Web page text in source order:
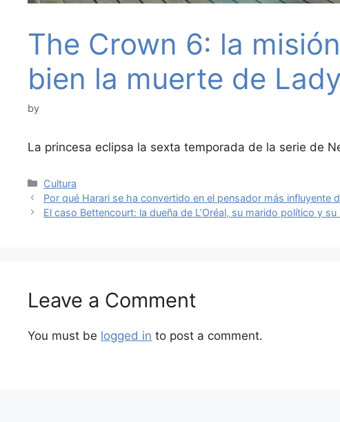
The Crown 6: la
bien la muerte de
by
La princesa eclipsa la sexta temporada de la serie de
Categories
Cultura
Por qué Harari se ha convertido en el pensador más influyente
El caso Bettencourt: la dueña de L’Oréal, su marido político y
Leave a Comment
You must be logged in to post a comment.